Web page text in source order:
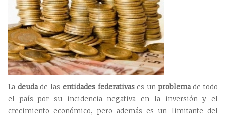
La deudade las entidades federativases unproblemade todo
el país por su incidencia negativa en la inversión y el
crecimiento económico, pero además es un limitante del